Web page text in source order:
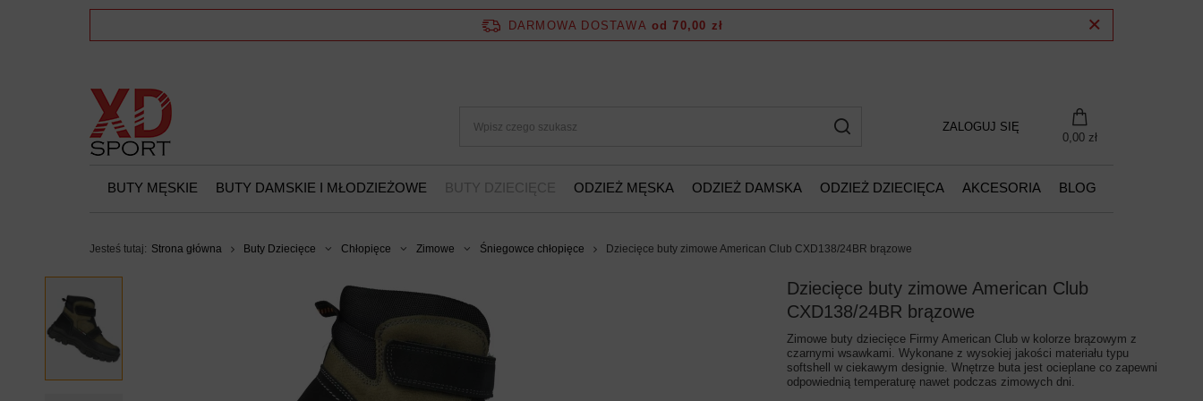
DARMOWA DOSTAWA od 70,00 zł
ZALOGUJ SIĘ
0,00 zł
BUTY MĘSKIE BUTY DAMSKIE I MŁODZIEŻOWE BUTY DZIECIĘCE ODZIEŻ MĘSKA ODZIEŻ DAMSKA ODZIEŻ DZIECIĘCA AKCESORIA BLOG
Jesteś tutaj: Strona główna Buty Dziecięce Chłopięce Zimowe Śniegowce chłopięce Dziecięce buty zimowe American Club CXD138/24BR brązowe
Dziecięce buty zimowe American Club
CXD138/24BR brązowe
Zimowe buty dziecięce Firmy American Club w kolorze brązowym z
czarnymi wsawkami. Wykonane z wysokiej jakości materiału typu
softshell w ciekawym designie. Wnętrze buta jest ocieplane co zapewni
odpowiednią temperaturę nawet podczas zimowych dni.